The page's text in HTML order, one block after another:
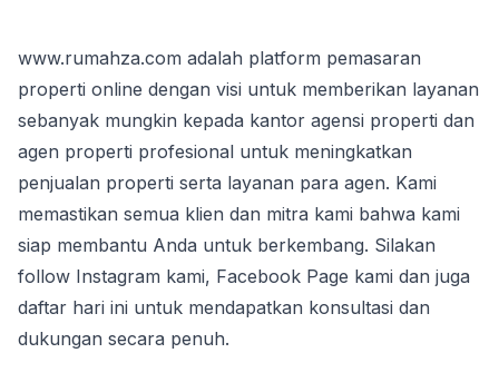
www.rumahza.com adalah platform pemasaran
properti online dengan visi untuk memberikan layanan
sebanyak mungkin kepada kantor agensi properti dan
agen properti profesional untuk meningkatkan
penjualan properti serta layanan para agen. Kami
memastikan semua klien dan mitra kami bahwa kami
siap membantu Anda untuk berkembang. Silakan
follow Instagram kami, Facebook Page kami dan juga
daftar hari ini untuk mendapatkan konsultasi dan
dukungan secara penuh.